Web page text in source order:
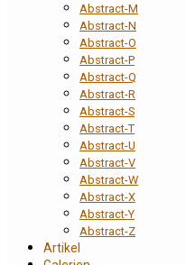
Abstract-M
Abstract-N
Abstract-O
Abstract-P
Abstract-Q
Abstract-R
Abstract-S
Abstract-T
Abstract-U
Abstract-V
Abstract-W
Abstract-X
Abstract-Y
Abstract-Z
Artikel